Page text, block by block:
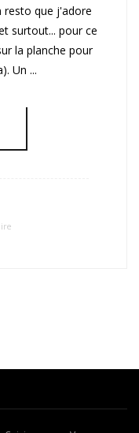
resto que j'adore
surtout... pour ce
la planche pour
Un ...